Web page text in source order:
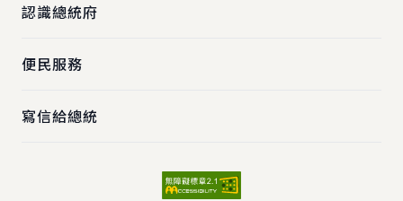
認識總統府
便民服務
寫信給總統